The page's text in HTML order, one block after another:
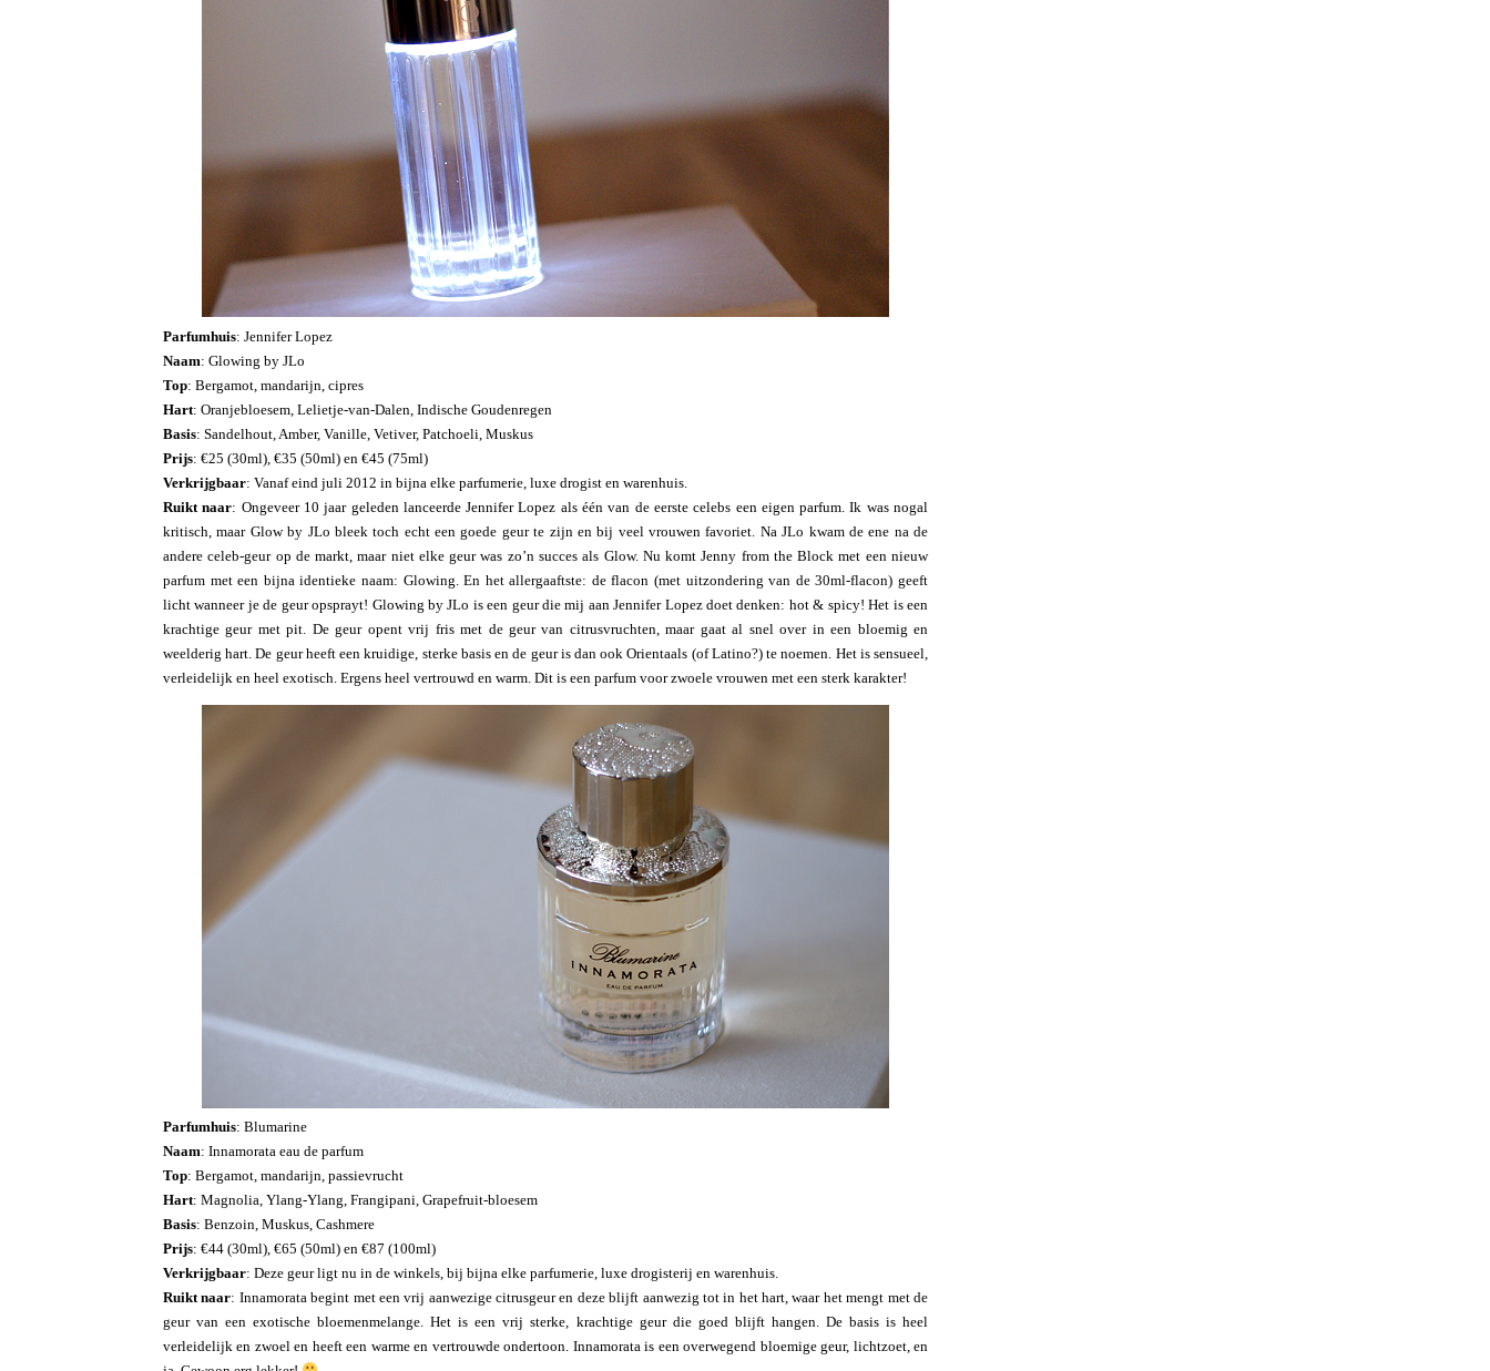
Parfumhuis: Jennifer Lopez
Naam: Glowing by JLo
Top: Bergamot, mandarijn, cipres
Hart: Oranjebloesem, Lelietje-van-Dalen, Indische Goudenregen
Basis: Sandelhout, Amber, Vanille, Vetiver, Patchoeli, Muskus
Prijs: €25 (30ml), €35 (50ml) en €45 (75ml)
Verkrijgbaar: Vanaf eind juli 2012 in bijna elke parfumerie, luxe drogist en warenhuis.
Ruikt naar: Ongeveer 10 jaar geleden lanceerde Jennifer Lopez als één van de eerste celebs een eigen parfum. Ik was nogal
kritisch, maar Glow by JLo bleek toch echt een goede geur te zijn en bij veel vrouwen favoriet. Na JLo kwam de ene na de
andere celeb-geur op de markt, maar niet elke geur was zo’n succes als Glow. Nu komt Jenny from the Block met een nieuw
parfum met een bijna identieke naam: Glowing. En het allergaaftste: de flacon (met uitzondering van de 30ml-flacon) geeft
licht wanneer je de geur opsprayt! Glowing by JLo is een geur die mij aan Jennifer Lopez doet denken: hot & spicy! Het is een
krachtige geur met pit. De geur opent vrij fris met de geur van citrusvruchten, maar gaat al snel over in een bloemig en
weelderig hart. De geur heeft een kruidige, sterke basis en de geur is dan ook Orientaals (of Latino?) te noemen. Het is sensueel,
verleidelijk en heel exotisch. Ergens heel vertrouwd en warm. Dit is een parfum voor zwoele vrouwen met een sterk karakter!
Parfumhuis: Blumarine
Naam: Innamorata eau de parfum
Top: Bergamot, mandarijn, passievrucht
Hart: Magnolia, Ylang-Ylang, Frangipani, Grapefruit-bloesem
Basis: Benzoin, Muskus, Cashmere
Prijs: €44 (30ml), €65 (50ml) en €87 (100ml)
Verkrijgbaar: Deze geur ligt nu in de winkels, bij bijna elke parfumerie, luxe drogisterij en warenhuis.
Ruikt naar: Innamorata begint met een vrij aanwezige citrusgeur en deze blijft aanwezig tot in het hart, waar het mengt met de
geur van een exotische bloemenmelange. Het is een vrij sterke, krachtige geur die goed blijft hangen. De basis is heel
verleidelijk en zwoel en heeft een warme en vertrouwde ondertoon. Innamorata is een overwegend bloemige geur, lichtzoet, en